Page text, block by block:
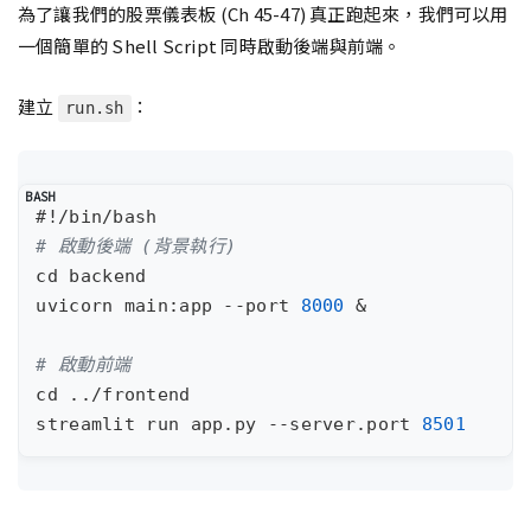
為了讓我們的股票儀表板 (Ch 45-47) 真正跑起來，我們可以用
一個簡單的 Shell Script 同時啟動後端與前端。
建立 run.sh ：
# 啟動後端 (背景執行)
cd
uvicorn main:app --port 8000 &
# 啟動前端
cd
streamlit run app.py --server.port 8501